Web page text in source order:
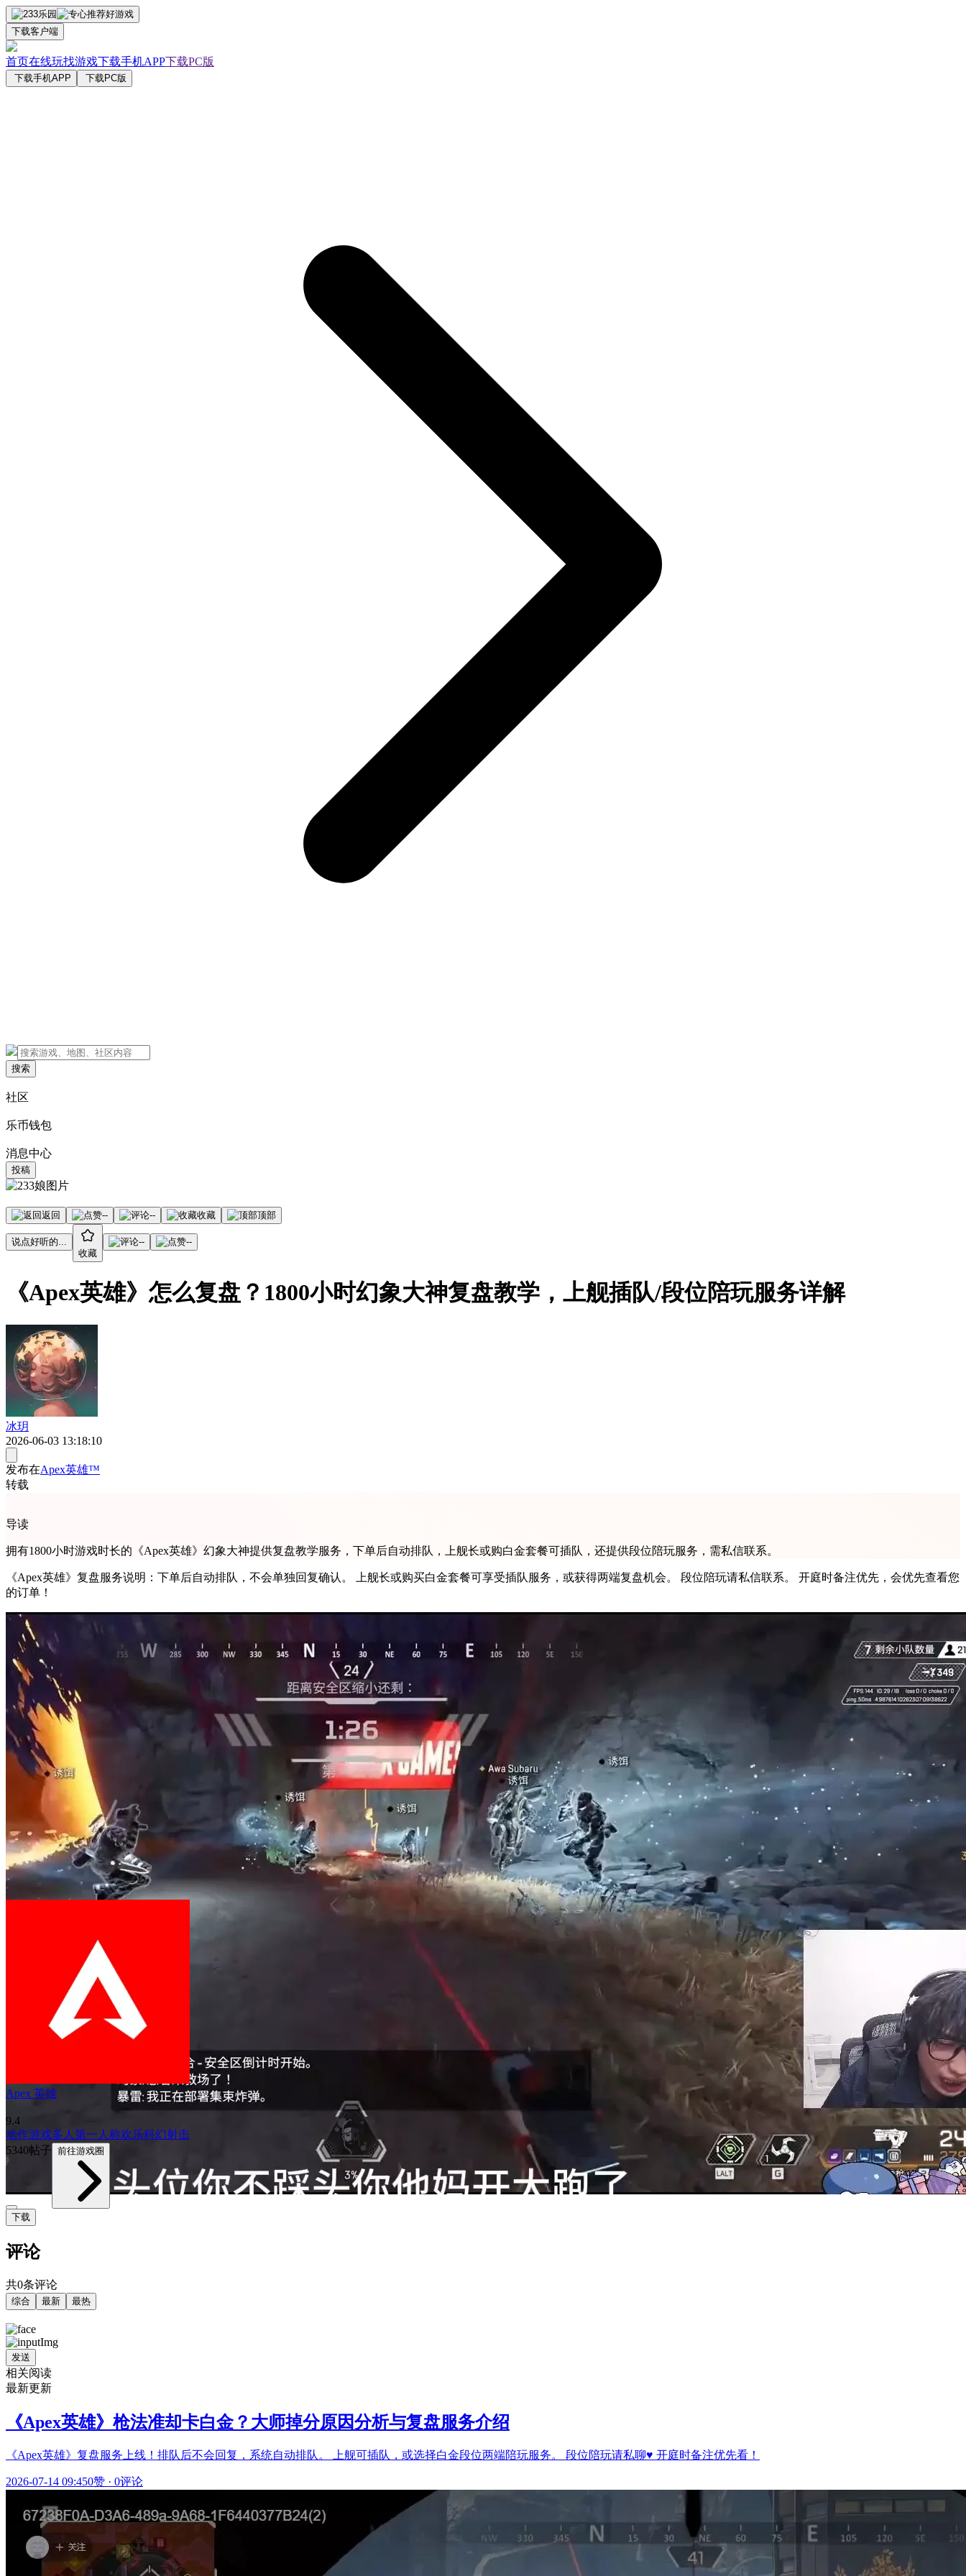
下载客户端
首页在线玩找游戏下载手机APP下载PC版
下载手机APP 下载PC版
搜索
社区
乐币钱包
消息中心
投稿
返回 -- -- 收藏 顶部
说点好听的...
收藏
-- --
《Apex英雄》怎么复盘？1800小时幻象大神复盘教学，上舰插队/段位陪玩服务详解
冰玥
2026-06-03 13:18:10
发布在Apex英雄™
转载
导读
拥有1800小时游戏时长的《Apex英雄》幻象大神提供复盘教学服务，下单后自动排队，上舰长或购白金套餐可插队，还提供段位陪玩服务，需私信联系。
《Apex英雄》复盘服务说明：下单后自动排队，不会单独回复确认。 上舰长或购买白金套餐可享受插队服务，或获得两端复盘机会。 段位陪玩请私信联系。 开庭时备注优先，会优先查看您
的订单！
Apex 英雄
9.4
动作游戏多人 第一人称欢乐科幻射击
5340帖子 前往游戏圈
下载
评论
共0条评论
综合 最新 最热
发送
相关阅读
最新更新
《Apex英雄》枪法准却卡白金？大师掉分原因分析与复盘服务介绍
《Apex英雄》复盘服务上线！排队后不会回复，系统自动排队。 上舰可插队，或选择白金段位两端陪玩服务。 段位陪玩请私聊♥ 开庭时备注优先看！
2026-07-14 09:450赞 · 0评论